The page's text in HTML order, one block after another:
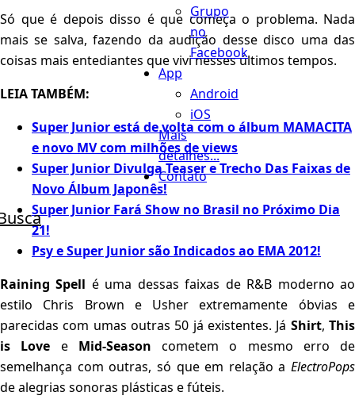
Grupo
no
Facebook
App
Android
iOS
Mais
detalhes...
Contato
Só que é depois disso é que começa o problema. Nada
mais se salva, fazendo da audição desse disco uma das
coisas mais entediantes que vivi nesses últimos tempos.
LEIA TAMBÉM:
Super Junior está de volta com o álbum MAMACITA
e novo MV com milhões de views
Super Junior Divulga Teaser e Trecho Das Faixas de
Novo Álbum Japonês!
Super Junior Fará Show no Brasil no Próximo Dia
21!
Psy e Super Junior são Indicados ao EMA 2012!
Raining Spell é uma dessas faixas de R&B moderno ao
estilo Chris Brown e Usher extremamente óbvias e
parecidas com umas outras 50 já existentes. Já Shirt,This
is Love e Mid-Season cometem o mesmo erro de
semelhança com outras, só que em relação a ElectroPops
de alegrias sonoras plásticas e fúteis.